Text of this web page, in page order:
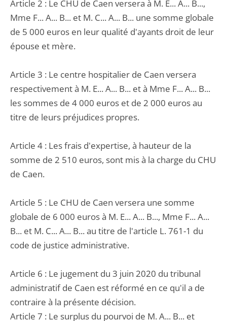
Article 2 : Le CHU de Caen versera à M. E... A... B...,
Mme F... A... B... et M. C... A... B... une somme globale
de 5 000 euros en leur qualité d'ayants droit de leur
épouse et mère.
Article 3 : Le centre hospitalier de Caen versera
respectivement à M. E... A... B... et à Mme F... A... B...
les sommes de 4 000 euros et de 2 000 euros au
titre de leurs préjudices propres.
Article 4 : Les frais d'expertise, à hauteur de la
somme de 2 510 euros, sont mis à la charge du CHU
de Caen.
Article 5 : Le CHU de Caen versera une somme
globale de 6 000 euros à M. E... A... B..., Mme F... A...
B... et M. C... A... B... au titre de l'article L. 761-1 du
code de justice administrative.
Article 6 : Le jugement du 3 juin 2020 du tribunal
administratif de Caen est réformé en ce qu'il a de
contraire à la présente décision.
Article 7 : Le surplus du pourvoi de M. A... B... et